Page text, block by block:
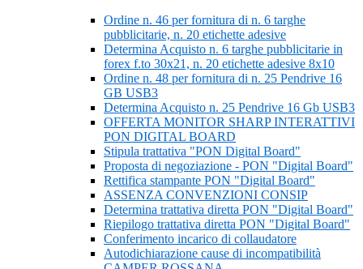
Ordine n. 46 per fornitura di n. 6 targhe
pubblicitarie, n. 20 etichette adesive
Determina Acquisto n. 6 targhe pubblicitarie in
forex f.to 30x21, n. 20 etichette adesive 8x10
Ordine n. 48 per fornitura di n. 25 Pendrive 16
GB USB3
Determina Acquisto n. 25 Pendrive 16 Gb USB3
OFFERTA MONITOR SHARP INTERATTIVI
PON DIGITAL BOARD
Stipula trattativa "PON Digital Board"
Proposta di negoziazione - PON "Digital Board"
Rettifica stampante PON "Digital Board"
ASSENZA CONVENZIONI CONSIP
Determina trattativa diretta PON "Digital Board"
Riepilogo trattativa diretta PON "Digital Board"
Conferimento incarico di collaudatore
Autodichiarazione cause di incompatibilità